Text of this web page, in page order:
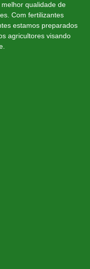
qualidade de
Com fertilizantes
estamos preparados
agricultores visando